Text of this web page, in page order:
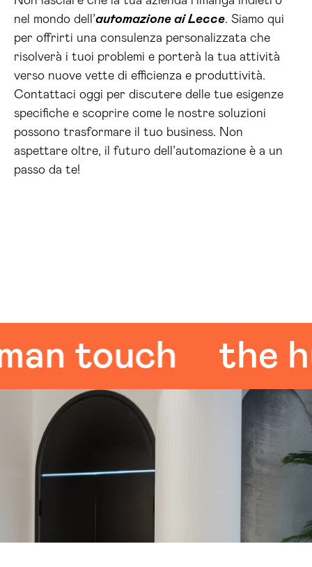
nel mondo dell’automazione ai Lecce. Siamo qui
per offrirti una consulenza personalizzata che
risolverà i tuoi problemi e porterà la tua attività
verso nuove vette di efficienza e produttività.
Contattaci oggi per discutere delle tue esigenze
specifiche e scoprire come le nostre soluzioni
possono trasformare il tuo business. Non
aspettare oltre, il futuro dell’automazione è a un
passo da te!
touch the